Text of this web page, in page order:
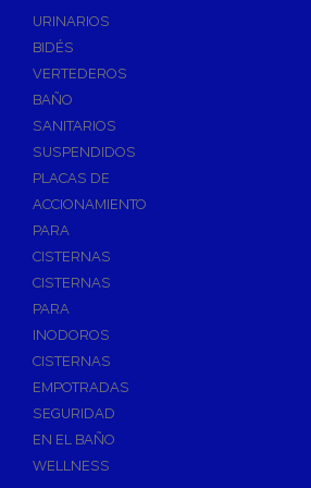
Válvulas de Esfera
Válvulas de Escuadra y Lavadora
Válvulas Reductoras de Presión
Válvulas de Retención
Electroválvulas
Válvulas de Compuerta
Válvulas de Contadores
Llaves de Paso
Accesorios de Valvulería
Calderines
Herramientas y Vestuario
Adhesivos Instantaneos
Selladores y Masillas
URINARIOS
BIDÉS
VERTEDEROS
BAÑO
SANITARIOS
SUSPENDIDOS
PLACAS DE
ACCIONAMIENTO
PARA
CISTERNAS
CISTERNAS
PARA
INODOROS
CISTERNAS
EMPOTRADAS
SEGURIDAD
EN EL BAÑO
WELLNESS